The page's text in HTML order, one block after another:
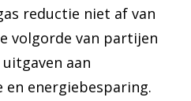
reductie niet af van
volgorde van partijen
aan
en energiebesparing.